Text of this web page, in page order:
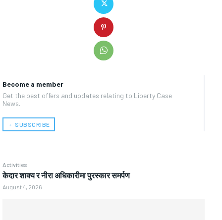
Become a member
Get the best offers and updates relating to Liberty Case
News.
﹢ SUBSCRIBE
Activities
केदार शाक्य र नीरा अधिकारीमा पुरस्कार समर्पण
August 4, 2026